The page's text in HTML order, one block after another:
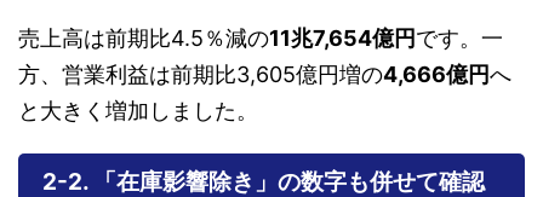
売上高は前期比4.5％減の11兆7,654億円です。一
方、営業利益は前期比3,605億円増の4,666億円へ
と大きく増加しました。
2-2. 「在庫影響除き」の数字も併せて確認